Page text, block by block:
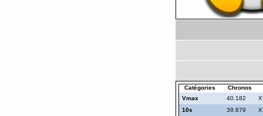
Catégories
Chronos
Vmax
40.182
10s
39.879